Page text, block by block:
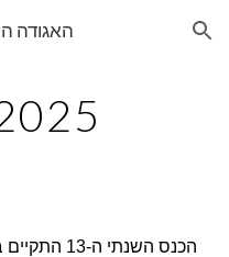
Skip to navigation האגודה